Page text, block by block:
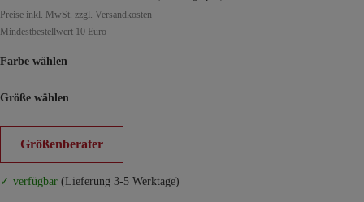
Preise inkl. MwSt. zzgl. Versandkosten
Mindestbestellwert 10 Euro
Farbe wählen
Größe wählen
Größenberater
✓ verfügbar (Lieferung 3-5 Werktage)